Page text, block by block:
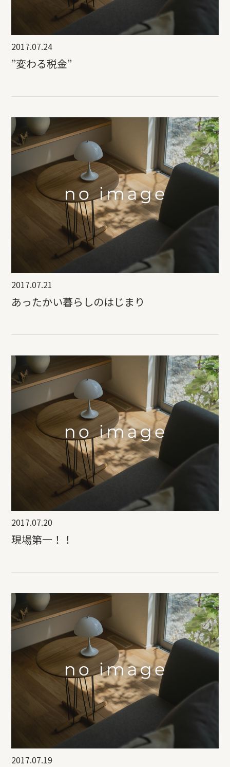
2017.07.24
”変わる税金”
2017.07.21
あったかい暮らしのはじまり
2017.07.20
現場第一！！
2017.07.19